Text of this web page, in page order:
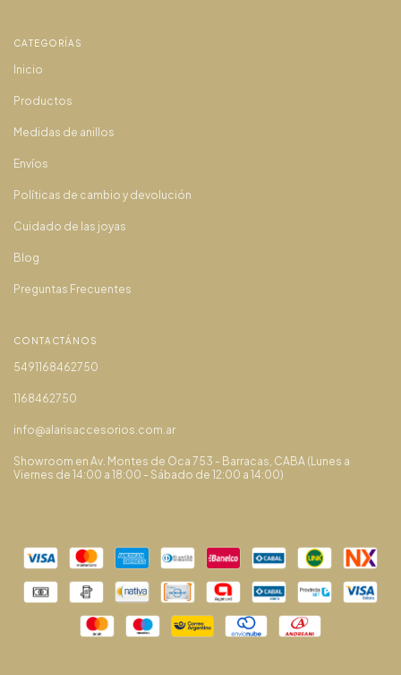
CATEGORÍAS
Inicio
Productos
Medidas de anillos
Envíos
Políticas de cambio y devolución
Cuidado de las joyas
Blog
Preguntas Frecuentes
CONTACTÁNOS
5491168462750
1168462750
info@alarisaccesorios.com.ar
Showroom en Av. Montes de Oca 753 - Barracas, CABA (Lunes a
Viernes de 14:00 a 18:00 - Sábado de 12:00 a 14:00)